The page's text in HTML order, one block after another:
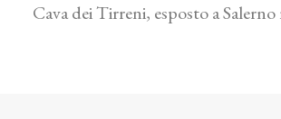
Cava dei Tirreni, esposto a